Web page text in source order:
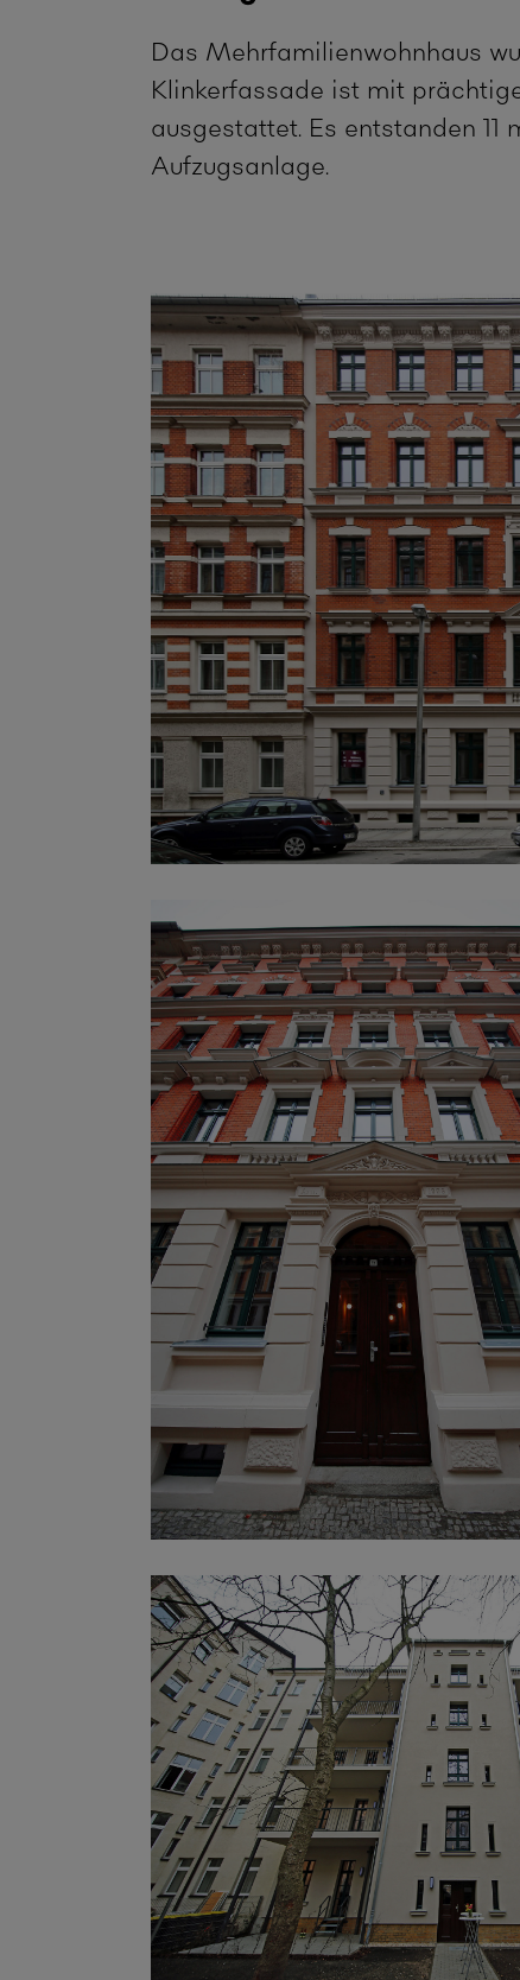
Das Mehrfamilienwohnhaus
Klinkerfassade ist mit
ausgestattet. Es entstanden
Aufzugsanlage.